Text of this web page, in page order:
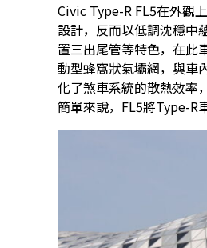
Civic Type-R FL5在外觀
設計，反而以低調沈穩中
置三出尾管等特色，在此
動型蜂窩狀氣壩網，與車
化了煞車系統的散熱效率
簡單來說，FL5將Type-R